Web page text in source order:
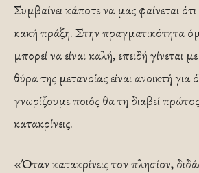
Συμβαίνει κάποτε να μας φαίνεται
κακή πράξη. Στην πραγματικότητα
μπορεί να είναι καλή, επειδή
θύρα της μετανοίας είναι ανοικτή για
γνωρίζουμε ποιός θα τη διαβεί
κατακρίνεις.
«Όταν κατακρίνεις τον πλησίον,